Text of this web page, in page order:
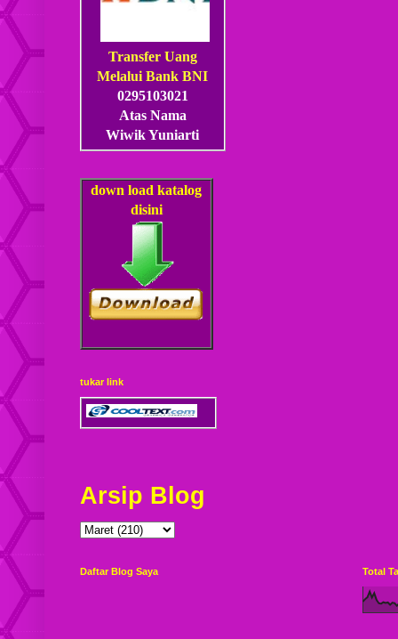
Transfer Uang
Melalui Bank BNI
0295103021
Atas Nama
Wiwik Yuniarti
down load katalog
disini
tukar link
Arsip Blog
Daftar Blog Saya Total